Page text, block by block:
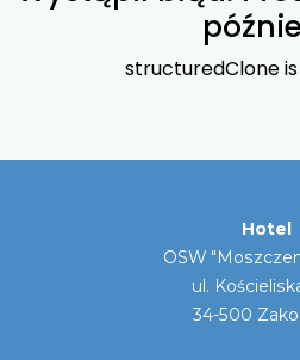
Hotel
OSW
ul.
34-500